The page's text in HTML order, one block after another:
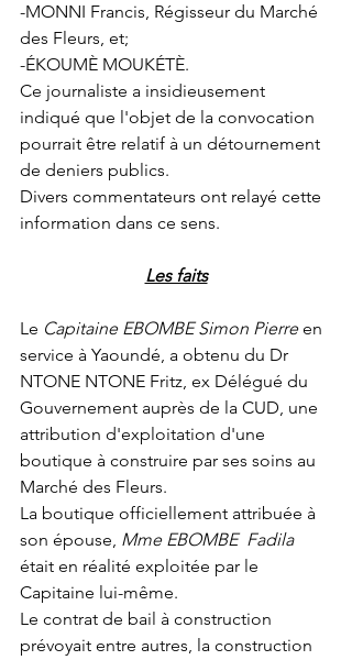
-MONNI Francis, Régisseur du Marché
des Fleurs, et;
-ÉKOUMÈ MOUKÉTÈ.
Ce journaliste a insidieusement
indiqué que l'objet de la convocation
pourrait être relatif à un détournement
de deniers publics.
Divers commentateurs ont relayé cette
information dans ce sens.
Les faits
Le Capitaine EBOMBE Simon Pierre en
service à Yaoundé, a obtenu du Dr
NTONE NTONE Fritz, ex Délégué du
Gouvernement auprès de la CUD, une
attribution d'exploitation d'une
boutique à construire par ses soins au
Marché des Fleurs.
La boutique officiellement attribuée à
son épouse, Mme EBOMBE  Fadila
était en réalité exploitée par le
Capitaine lui-même.
Le contrat de bail à construction
prévoyait entre autres, la construction